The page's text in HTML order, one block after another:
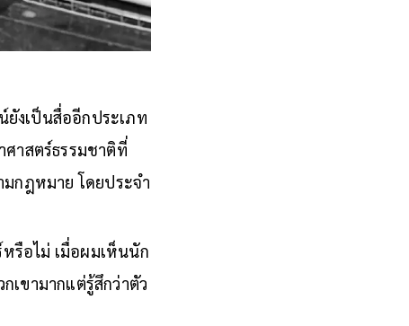
งเป็นสื่ออีกประเภท
ศาสตร์ธรรมชาติที่
กฎหมาย โดยประจำ
รือไม่ เมื่อผมเห็นนัก
ขามากแต่รู้สึกว่าตัว